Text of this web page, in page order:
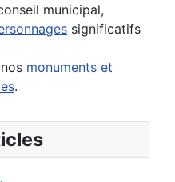
municipal,
significatifs
monuments et
.